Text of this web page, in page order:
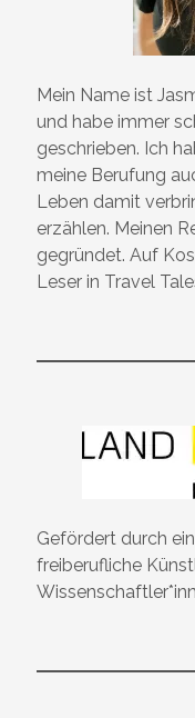
Mein Name ist
und habe immer
geschrieben. Ich
meine Berufung
Leben damit
erzählen. Meinen
gegründet. Auf
Leser in Travel
Gefördert durch
freiberufliche